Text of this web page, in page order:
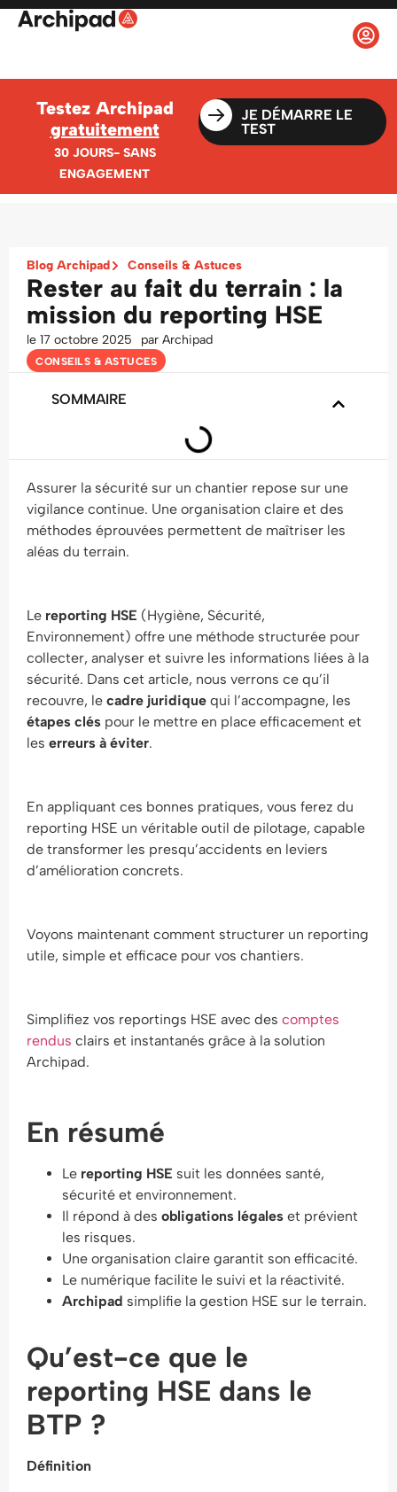
Testez Archipad
gratuitement
30 JOURS- SANS
ENGAGEMENT
JE DÉMARRE LE
TEST
Blog Archipad Conseils & Astuces
Rester au fait du terrain : la
mission du reporting HSE
le 17 octobre 2025 par Archipad
CONSEILS & ASTUCES
SOMMAIRE
Assurer la sécurité sur un chantier repose sur une
vigilance continue. Une organisation claire et des
méthodes éprouvées permettent de maîtriser les
aléas du terrain.
Le reporting HSE (Hygiène, Sécurité,
Environnement) offre une méthode structurée pour
collecter, analyser et suivre les informations liées à la
sécurité. Dans cet article, nous verrons ce qu’il
recouvre, le cadre juridique qui l’accompagne, les
étapes clés pour le mettre en place efficacement et
les erreurs à éviter.
En appliquant ces bonnes pratiques, vous ferez du
reporting HSE un véritable outil de pilotage, capable
de transformer les presqu’accidents en leviers
d’amélioration concrets.
Voyons maintenant comment structurer un reporting
utile, simple et efficace pour vos chantiers.
Simplifiez vos reportings HSE avec des comptes
rendus clairs et instantanés grâce à la solution
Archipad.
En résumé
Le reporting HSE suit les données santé,
sécurité et environnement.
Il répond à des obligations légales et prévient
les risques.
Une organisation claire garantit son efficacité.
Le numérique facilite le suivi et la réactivité.
Archipad simplifie la gestion HSE sur le terrain.
Qu’est-ce que le
reporting HSE dans le
BTP ?
Définition